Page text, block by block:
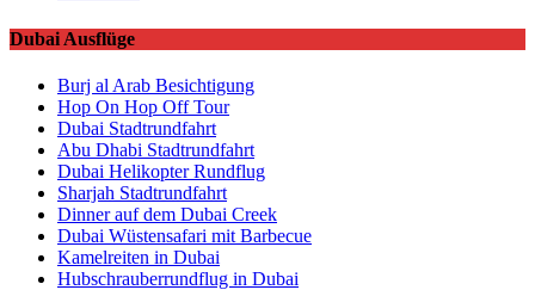
Dubai Ausflüge
Burj al Arab Besichtigung
Hop On Hop Off Tour
Dubai Stadtrundfahrt
Abu Dhabi Stadtrundfahrt
Dubai Helikopter Rundflug
Sharjah Stadtrundfahrt
Dinner auf dem Dubai Creek
Dubai Wüstensafari mit Barbecue
Kamelreiten in Dubai
Hubschrauberrundflug in Dubai